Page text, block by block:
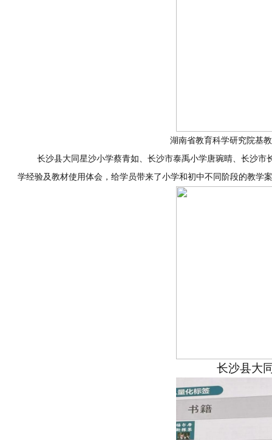
湖南省教育科学研究院基
长沙县大同星沙小学蔡青如、长沙市泰禹小学唐琬晴、长沙市
学经验及教材使用体会，给学员带来了小学和初中不同阶段的教学
长沙县大